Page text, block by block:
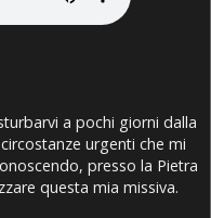
a pochi giorni dalla
urgenti che mi
presso la Pietra
questa mia missiva.